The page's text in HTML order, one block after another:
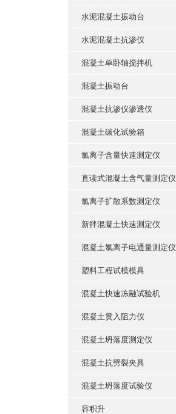
水泥混凝土振动台
水泥混凝土抗渗仪
混凝土单卧轴搅拌机
混凝土振动台
混凝土抗渗仪渗透仪
混凝土碳化试验箱
氯离子含量快速测定仪
直读式混凝土含气量测定仪
氯离子扩散系数测定仪
新拌混凝土快速测定仪
混凝土氯离子电通量测定仪
塑料工程试模模具
混凝土快速冻融试验机
混凝土贯入阻力仪
混凝土坍落度测定仪
混凝土抗劈裂夹具
混凝土坍落度试验仪
容积升